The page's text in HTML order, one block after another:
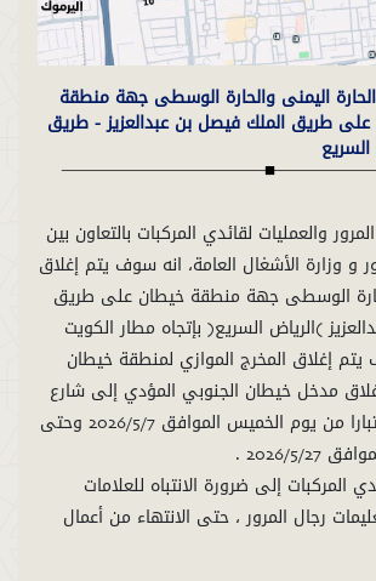
اليمنى والحارة الوسطى جهة منطقة
طريق الملك فيصل بن عبدالعزيز - طريق
والعمليات لقائدي المركبات بالتعاون بين
و وزارة الأشغال العامة، انه سوف يتم إغلاق
الوسطى جهة منطقة خيطان على طريق
(الرياض السريع) بإتجاه مطار الكويت
إغلاق المخرج الموازي لمنطقة خيطان
إغلاق مدخل خيطان الجنوبي المؤدي إلى شارع
أبو ظبي، وذلك اعتبارا من يوم الخميس الموافق 2026/5/7 وحتى
المركبات إلى ضرورة الانتباه للعلامات
رجال المرور ، حتى الانتهاء من أعمال